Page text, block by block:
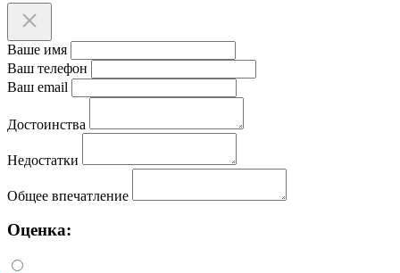
Ваше имя
Ваш телефон
Ваш email
Достоинства
Недостатки
Общее впечатление
Оценка: